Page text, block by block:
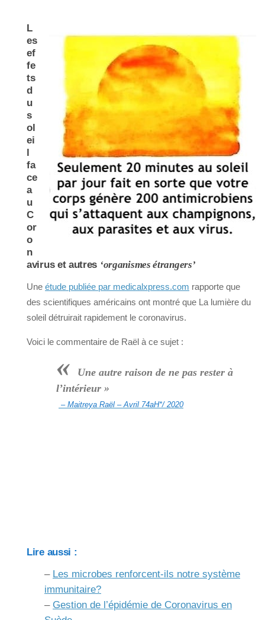
L
es
ef
fe
ts
d
u
s
ol
ei
l
fa
ce
a
u
C
or
o
n
avirus et autres ‘organismes étrangers’
Une étude publiée par medicalxpress.com rapporte que
des scientifiques américains ont montré que La lumière du
soleil détruirait rapidement le coronavirus.
Voici le commentaire de Raël à ce sujet :
«
Une autre raison de ne pas rester à
l’intérieur »
– Maitreya Raël – Avril 74aH*/ 2020
Lire aussi :
– Les microbes renforcent-ils notre système
immunitaire?
– Gestion de l’épidémie de Coronavirus en